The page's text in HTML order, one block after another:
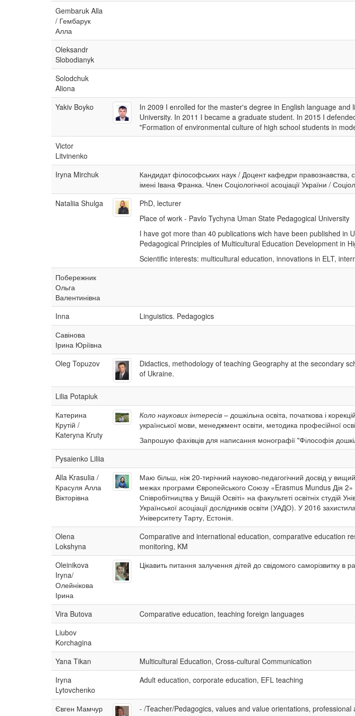
Gembaruk Alla
/ Гембарук
Алла
Oleksandr
Slobodianyk
Solodchuk
Aliona
Yakiv Boyko
In 2009 I enrolled for the master's degree in English language
University. In 2011 I became a graduate student. In 2015 I
"Formation of environmental culture of high school students in
Victor
Litvinenko
Iryna Mirchuk
Кандидат філософських наук / Доцент кафедри правознавства,
імені Івана Франка. Член Соціологічної асоціації України /
Nataliia Shulga
PhD, lecturer
Place of work - Pavlo Tychyna Uman State Pedagogical University
I have got more than 40 publications wich have been published
Pedagogical Principles of Multicultural Education Development in
Scientific interests: multicultural education, innovations in ELT,
Побережник
Ольга
Валентинівна
Inna
Linguistics. Pedagogics
Савінова
Ірина Юріївна
Oleg Topuzov
Didactics, methodology of teaching Geography at the secondary
of Ukraine.
Lilia Potapiuk
Катерина
Крутій /
Kateryna Kruty
Коло наукових інтересів – дошкільна освіта, початкова і
української мови, менеджмент освіти, методика професійної
Запрошую фахівців для написання монографії "Філософія
Pysaienko Liliia
Alla Krasulia /
Красуля Алла
Вікторівна
Маю більш, ніж 20-тирічний науково-педагогічний досвід у
межах програми Європейського Союзу «Erasmus Mundus Дія 2»
Співробітництва у Вищій Освіті» на факультеті освітніх
Української асоціації дослідників освіти (УАДО). У 2016
Університету Тарту, Естонія.
Olena
Lokshyna
Comparative and international education, comparative education
monitoring, KM
Oleinikova
Iryna/
Олейнікова
Ірина
Цікавить питання залучення дітей до свідомого саморізвитку в
Vira Butova
Comparative education, teaching foreign languages
Liubov
Korchagina
Yana Tikan
Multicultural Education, Cross-cultural Communication
Iryna
Lytovchenko
Adult education, corporate education, EFL teaching
Євген Мамчур
- /Teacher/Pedagogics, values and value orientations,